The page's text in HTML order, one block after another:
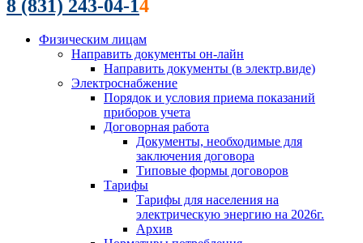
8 (831) 243-04-14
Физическим лицам
Направить документы он-лайн
Направить документы (в электр.виде)
Электроснабжение
Порядок и условия приема показаний
приборов учета
Договорная работа
Документы, необходимые для
заключения договора
Типовые формы договоров
Тарифы
Тарифы для населения на
электрическую энергию на 2026г.
Архив